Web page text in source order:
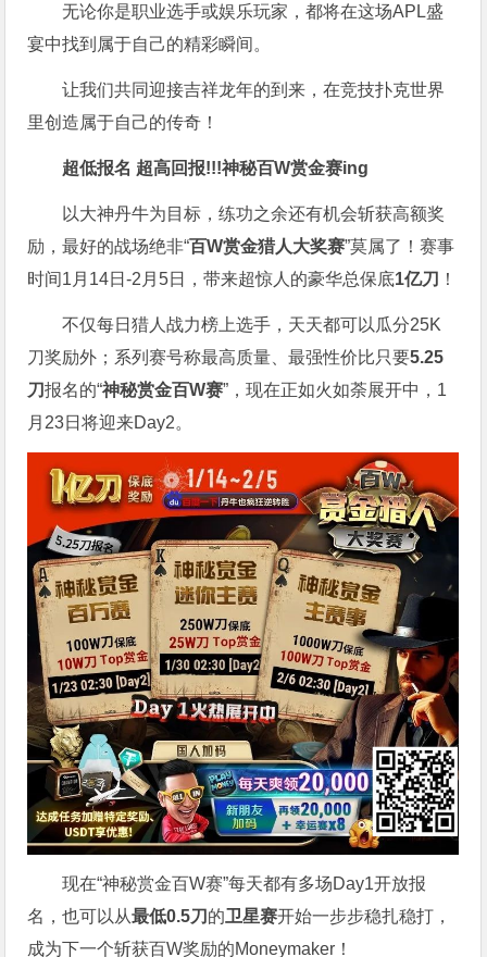
无论你是职业选手或娱乐玩家，都将在这场APL盛
宴中找到属于自己的精彩瞬间。
让我们共同迎接吉祥龙年的到来，在竞技扑克世界
里创造属于自己的传奇！
超低报名 超高回报!!!神秘百W赏金赛ing
以大神丹牛为目标，练功之余还有机会斩获高额奖
励，最好的战场绝非“百W赏金猎人大奖赛”莫属了！赛事
时间1月14日-2月5日，带来超惊人的豪华总保底1亿刀 ！
不仅每日猎人战力榜上选手，天天都可以瓜分25K
刀奖励外；系列赛号称最高质量、最强性价比只要5.25
刀报名的“神秘赏金百W赛”，现在正如火如荼展开中，1
月23日将迎来Day2。
现在“神秘赏金百W赛”每天都有多场Day1开放报
名，也可以从最低0.5刀 的卫星赛开始一步步稳扎稳打，
成为下一个斩获百W奖励的Moneymaker！